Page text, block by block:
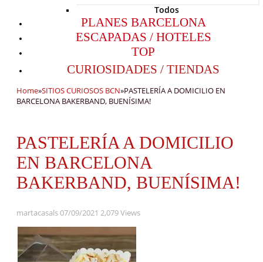
Todos
PLANES BARCELONA
ESCAPADAS / HOTELES
TOP
CURIOSIDADES / TIENDAS
Home»SITIOS CURIOSOS BCN»PASTELERÍA A DOMICILIO EN
BARCELONA BAKERBAND, BUENÍSIMA!
PASTELERÍA A DOMICILIO
EN BARCELONA
BAKERBAND, BUENÍSIMA!
martacasals07/09/2021 2,079 Views